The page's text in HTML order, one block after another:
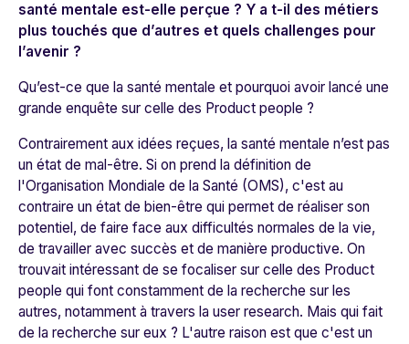
santé mentale est-elle perçue ? Y a t-il des métiers
plus touchés que d’autres et quels challenges pour
l’avenir ?
Qu’est-ce que la santé mentale et pourquoi avoir lancé une
grande enquête sur celle des Product people ?
Contrairement aux idées reçues, la santé mentale n’est pas
un état de mal-être. Si on prend la définition de
l'Organisation Mondiale de la Santé (OMS), c'est au
contraire un état de bien-être qui permet de réaliser son
potentiel, de faire face aux difficultés normales de la vie,
de travailler avec succès et de manière productive. On
trouvait intéressant de se focaliser sur celle des Product
people qui font constamment de la recherche sur les
autres, notamment à travers la user research. Mais qui fait
de la recherche sur eux ? L'autre raison est que c'est un